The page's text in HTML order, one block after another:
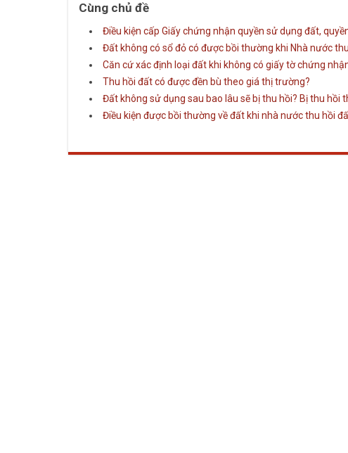
Cùng chủ đề
Điều kiện cấp Giấy chứng nhận quyền sử dụng đất,
Đất không có sổ đỏ có được bồi thường khi Nhà nước
Căn cứ xác định loại đất khi không có giấy tờ chứng
Thu hồi đất có được đền bù theo giá thị trường?
Đất không sử dụng sau bao lâu sẽ bị thu hồi? Bị thu hồi
Điều kiện được bồi thường về đất khi nhà nước thu hồi